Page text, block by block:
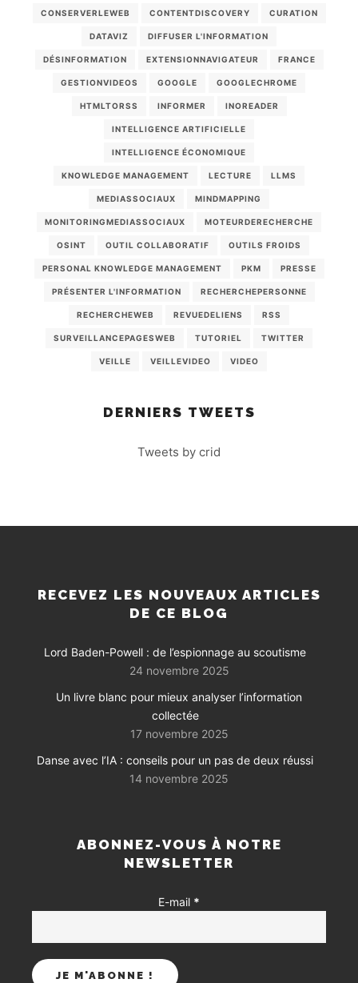
CONSERVERLEWEB CONTENTDISCOVERY CURATION
DATAVIZ DIFFUSER L'INFORMATION
DÉSINFORMATION EXTENSIONNAVIGATEUR FRANCE
GESTIONVIDEOS GOOGLE GOOGLECHROME
HTMLTORSS INFORMER INOREADER
INTELLIGENCE ARTIFICIELLE
INTELLIGENCE ÉCONOMIQUE
KNOWLEDGE MANAGEMENT LECTURE LLMS
MEDIASSOCIAUX MINDMAPPING
MONITORINGMEDIASSOCIAUX MOTEURDERECHERCHE
OSINT OUTIL COLLABORATIF OUTILS FROIDS
PERSONAL KNOWLEDGE MANAGEMENT PKM PRESSE
PRÉSENTER L'INFORMATION RECHERCHEPERSONNE
RECHERCHEWEB REVUEDELIENS RSS
SURVEILLANCEPAGESWEB TUTORIEL TWITTER
VEILLE VEILLEVIDEO VIDEO
DERNIERS TWEETS
Tweets by crid
RECEVEZ LES NOUVEAUX ARTICLES
DE CE BLOG
Lord Baden-Powell : de l’espionnage au scoutisme
24 novembre 2025
Un livre blanc pour mieux analyser l’information
collectée
17 novembre 2025
Danse avec l’IA : conseils pour un pas de deux réussi
14 novembre 2025
ABONNEZ-VOUS À NOTRE
NEWSLETTER
E-mail *